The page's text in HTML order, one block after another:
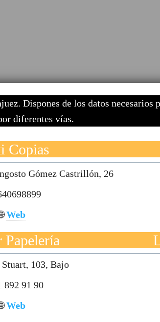
Dispones de los datos
diferentes vías.
Copias
Gómez Castrillón, 26
Web
Papelería
103, Bajo
892 91 90
Web